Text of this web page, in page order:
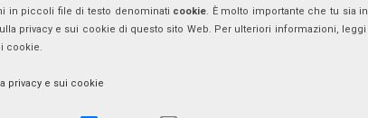
Saluti:
Damiano NOCILLA
Francesco BONINI
Relazione generale:
in piccoli file di testo denominati cookie. È molto importante che tu sia
privacy e sui cookie di questo sito Web. Per ulteriori informazioni,
cookie.
privacy e sui cookie